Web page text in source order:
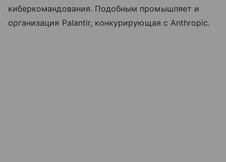
киберкомандования. Подобным промышляет и
организация Palantir, конкурирующая с Anthropic.